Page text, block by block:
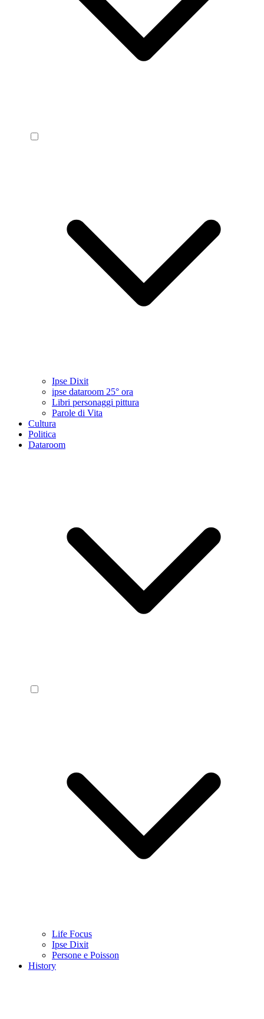
Ipse Dixit
ipse dataroom 25° ora
Libri personaggi pittura
Parole di Vita
Cultura
Politica
Dataroom
Life Focus
Ipse Dixit
Persone e Poisson
History